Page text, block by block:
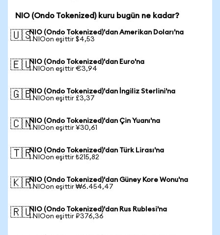
NIO (Ondo Tokenized) kuru bugün ne kadar?
🇺🇸NIO (Ondo Tokenized)'dan Amerikan Doları'na
1 NIOon eşittir $4,53
🇪🇺NIO (Ondo Tokenized)'dan Euro'na
1 NIOon eşittir €3,94
🇬🇧NIO (Ondo Tokenized)'dan İngiliz Sterlini'na
1 NIOon eşittir £3,37
🇨🇳NIO (Ondo Tokenized)'dan Çin Yuanı'na
1 NIOon eşittir ¥30,61
🇹🇷NIO (Ondo Tokenized)'dan Türk Lirası'na
1 NIOon eşittir ₺215,82
🇰🇷NIO (Ondo Tokenized)'dan Güney Kore Wonu'na
1 NIOon eşittir ₩6.454,47
🇷🇺NIO (Ondo Tokenized)'dan Rus Rublesi'na
1 NIOon eşittir ₽376,36